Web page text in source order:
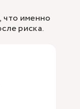
что именно
риска.